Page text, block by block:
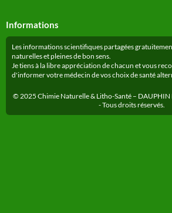
Informations
Les informations scientifiques partagées
naturelles et pleines de bon sens.
Je tiens à la libre appréciation de chacun et vous
d'informer votre médecin de vos choix de santé
© 2025 Chimie Naturelle & Litho-Santé –
- Tous droits réservés.